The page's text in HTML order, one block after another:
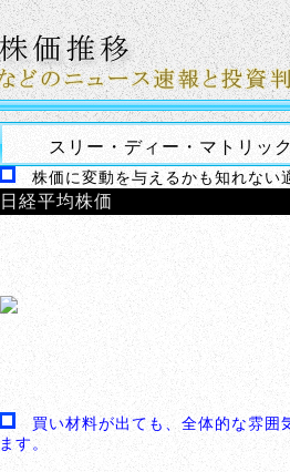
スリー・ディー・マトリッ
株価に変動を与えるかも知れない
日経平均株価
買い材料が出ても、全体的な雰
ます。